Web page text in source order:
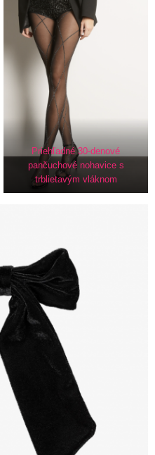
Priehľadné 30-denové
pančuchové nohavice s
trblietavým vláknom